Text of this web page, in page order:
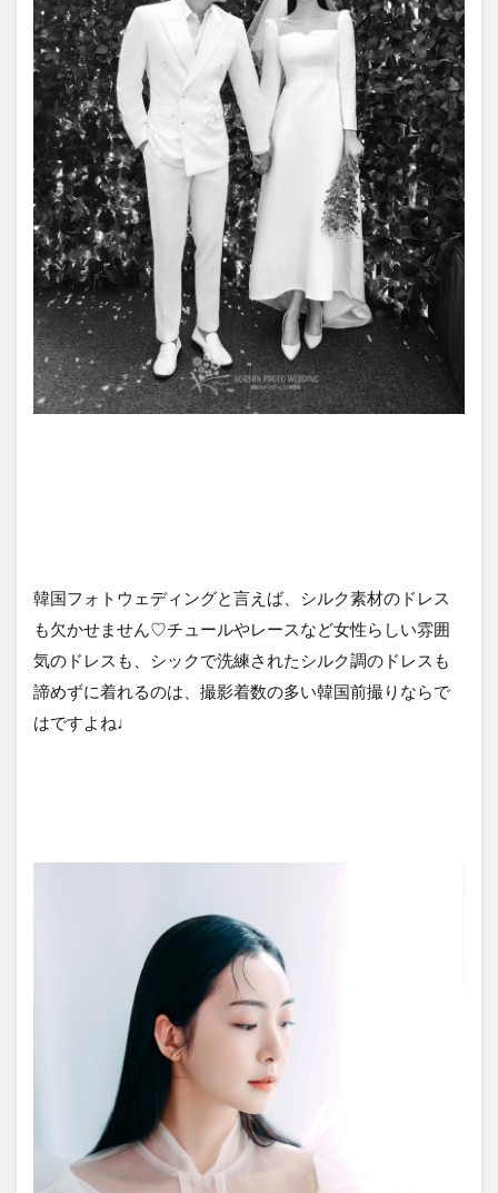
韓国フォトウェディングと言えば、シルク素材のドレス
も欠かせません♡チュールやレースなど女性らしい雰囲
気のドレスも、シックで洗練されたシルク調のドレスも
諦めずに着れるのは、撮影着数の多い韓国前撮りならで
はですよね♩